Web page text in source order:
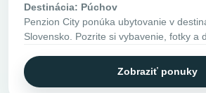
Destinácia: Púchov
Penzion City ponúka ubytovanie v
Slovensko. Pozrite si vybavenie, fotky a
Zobraziť ponuky